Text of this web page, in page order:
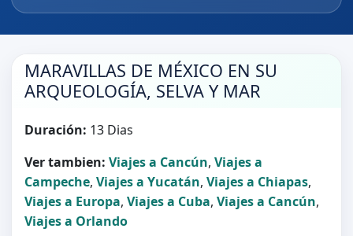
MARAVILLAS DE MÉXICO EN SU
ARQUEOLOGÍA, SELVA Y MAR
Duración: 13 Dias
Ver tambien: Viajes a Cancún, Viajes a
Campeche, Viajes a Yucatán, Viajes a Chiapas,
Viajes a Europa, Viajes a Cuba, Viajes a Cancún,
Viajes a Orlando